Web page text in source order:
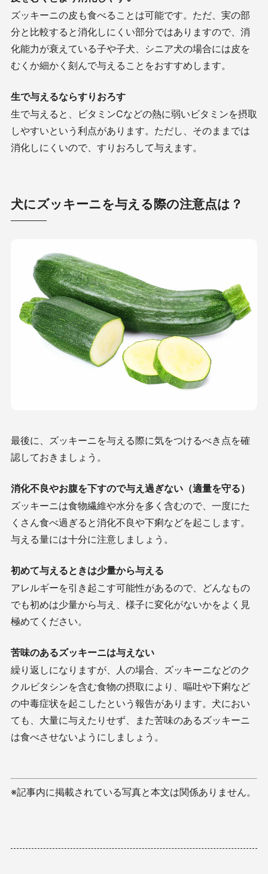
ズッキーニの皮も食べることは可能です。ただ、実の部
分と比較すると消化しにくい部分ではありますので、消
化能力が衰えている子や子犬、シニア犬の場合には皮を
むくか細かく刻んで与えることをおすすめします。
生で与えるならすりおろす
生で与えると、ビタミンCなどの熱に弱いビタミンを摂取
しやすいという利点があります。ただし、そのままでは
消化しにくいので、すりおろして与えます。
犬にズッキーニを与える際の注意点は？
最後に、ズッキーニを与える際に気をつけるべき点を確
認しておきましょう。
消化不良やお腹を下すので与え過ぎない（適量を守る）
ズッキーニは食物繊維や水分を多く含むので、一度にた
くさん食べ過ぎると消化不良や下痢などを起こします。
与える量には十分に注意しましょう。
初めて与えるときは少量から与える
アレルギーを引き起こす可能性があるので、どんなもの
でも初めは少量から与え、様子に変化がないかをよく見
極めてください。
苦味のあるズッキーニは与えない
繰り返しになりますが、人の場合、ズッキーニなどのク
クルビタシンを含む食物の摂取により、嘔吐や下痢など
の中毒症状を起こしたという報告があります。犬におい
ても、大量に与えたりせず、また苦味のあるズッキーニ
は食べさせないようにしましょう。
※記事内に掲載されている写真と本文は関係ありません。